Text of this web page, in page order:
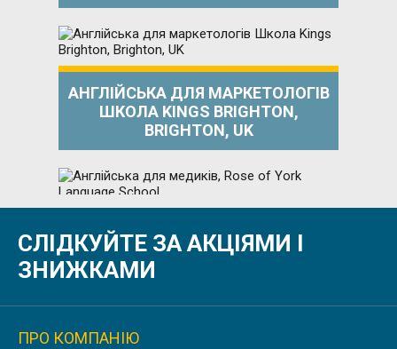
АНГЛІЙСЬКА ДЛЯ МАРКЕТОЛОГІВ
ШКОЛА KINGS BRIGHTON,
BRIGHTON, UK
АНГЛІЙСЬКА ДЛЯ МЕДИКІВ, ROSE
OF YORK LANGUAGE SCHOOL
СЛІДКУЙТЕ ЗА АКЦІЯМИ І
ЗНИЖКАМИ
ПРО КОМПАНІЮ